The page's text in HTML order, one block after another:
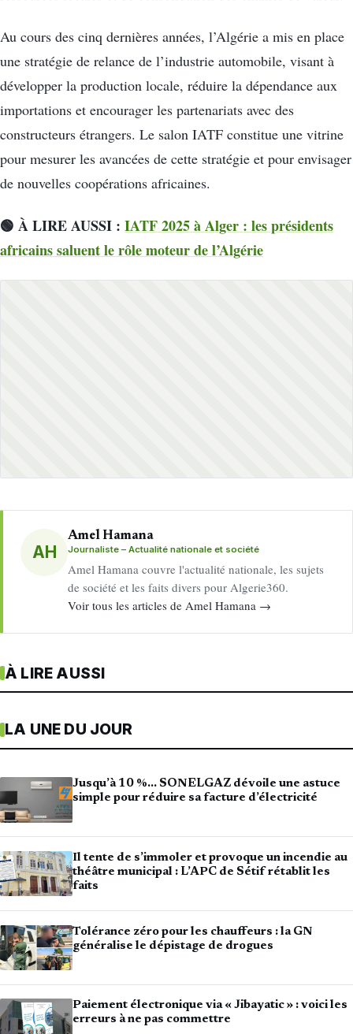
Au cours des cinq dernières années, l’Algérie a mis en place
une stratégie de relance de l’industrie automobile, visant à
développer la production locale, réduire la dépendance aux
importations et encourager les partenariats avec des
constructeurs étrangers. Le salon IATF constitue une vitrine
pour mesurer les avancées de cette stratégie et pour envisager
de nouvelles coopérations africaines.
🟢 À LIRE AUSSI : IATF 2025 à Alger : les présidents
africains saluent le rôle moteur de l’Algérie
AH
Amel Hamana
Journaliste – Actualité nationale et société
Amel Hamana couvre l'actualité nationale, les sujets
de société et les faits divers pour Algerie360.
Voir tous les articles de Amel Hamana →
À LIRE AUSSI
LA UNE DU JOUR
Jusqu’à 10 %… SONELGAZ dévoile une astuce
simple pour réduire sa facture d’électricité
Il tente de s’immoler et provoque un incendie au
théâtre municipal : L’APC de Sétif rétablit les
faits
Tolérance zéro pour les chauffeurs : la GN
généralise le dépistage de drogues
Paiement électronique via « Jibayatic » : voici les
erreurs à ne pas commettre